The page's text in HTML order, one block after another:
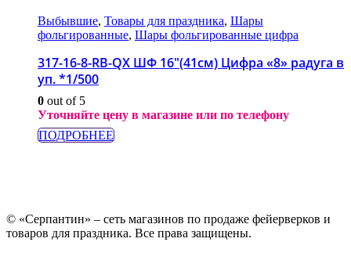
Выбывшие, Товары для праздника, Шары
фольгированные, Шары фольгированные цифра
317-16-8-RB-QX ШФ 16″(41см) Цифра «8» радуга в
уп. *1/500
0 out of 5
Уточняйте цену в магазине или по телефону
ПОДРОБНЕЕ
© «Серпантин» – сеть магазинов по продаже фейерверков и
товаров для праздника. Все права защищены.